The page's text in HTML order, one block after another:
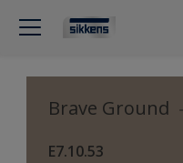
Brave Ground
E7.10.53